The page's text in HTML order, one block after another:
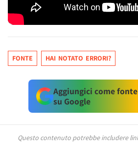
FONTE HAI NOTATO ERRORI?
Aggiungici come
su Google
Questo contenuto potrebbe includere